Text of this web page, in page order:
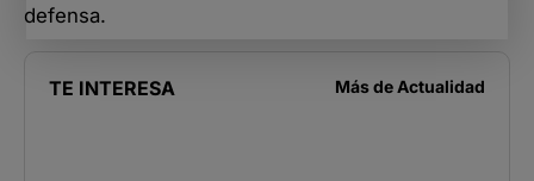
defensa.
TE INTERESA Más de Actualidad